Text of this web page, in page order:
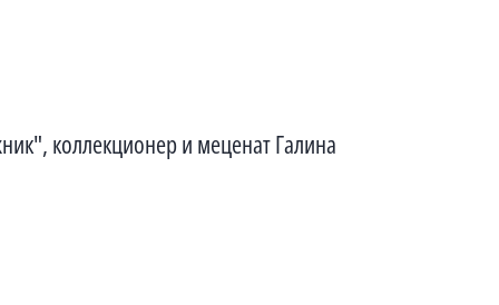
коллекционер и меценат Галина